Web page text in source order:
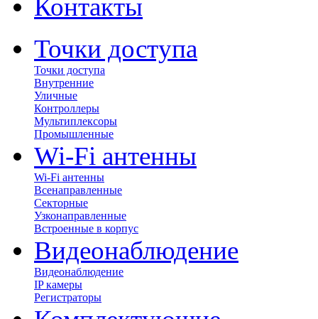
Контакты
Точки доступа
Точки доступа
Внутренние
Уличные
Контроллеры
Мультиплексоры
Промышленные
Wi-Fi антенны
Wi-Fi антенны
Всенаправленные
Секторные
Узконаправленные
Встроенные в корпус
Видеонаблюдение
Видеонаблюдение
IP камеры
Регистраторы